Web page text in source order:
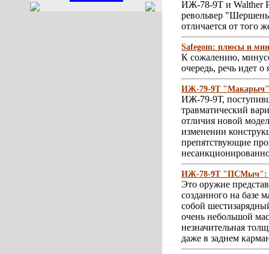
ИЖ-78-9Т и Walther
револьвер
отличается от того
Safegom: плюсы и
К сожалению,
очередь, речь идет
ИЖ-79-9Т
ИЖ-79-9Т,
травматический
отличия новой
изменении
препятствующие
ИЖ-78-9Т "ПСМыч":
Это оружие
созданного на базе
собой
очень небольшой
незначительная
даже в заднем